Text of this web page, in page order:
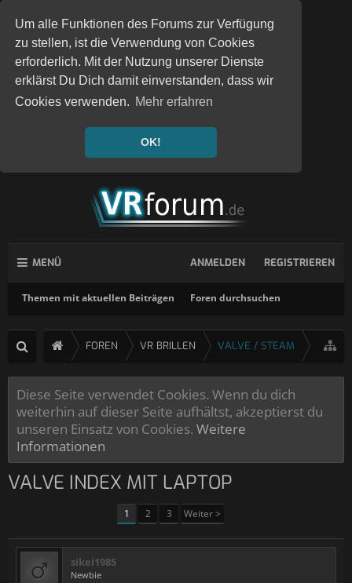
Um alle Funktionen des Forums zur Verfügung
zu stellen, ist die Verwendung von Cookies
erforderlich. Mit der Nutzung unserer Dienste
erklärst Du Dich damit einverstanden, dass wir
Cookies verwenden. Mehr erfahren
OK!
MENÜ
Themen mit aktuellen Beiträgen Foren durchsuchen
ANMELDEN REGISTRIEREN
FOREN VR BRILLEN VALVE / STEAM
Diese Seite verwendet Cookies. Wenn du dich
weiterhin auf dieser Seite aufhältst, akzeptierst du
unseren Einsatz von Cookies. Weitere
Informationen
VALVE INDEX MIT LAPTOP
1 2 3 Weiter >
sikei1985
Newbie